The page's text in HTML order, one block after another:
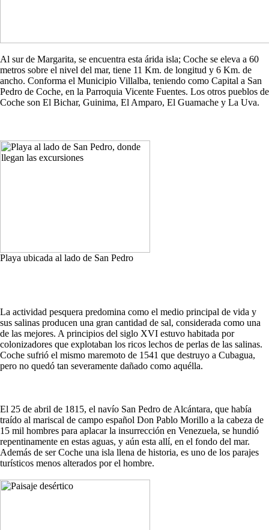
Al sur de Margarita, se encuentra esta árida isla; Coche se eleva a 60
metros sobre el nivel del mar, tiene 11 Km. de longitud y 6 Km. de
ancho. Conforma el Municipio Villalba, teniendo como Capital a San
Pedro de Coche, en la Parroquia Vicente Fuentes. Los otros pueblos de
Coche son El Bichar, Guinima, El Amparo, El Guamache y La Uva.
Playa ubicada al lado de San Pedro
La actividad pesquera predomina como el medio principal de vida y
sus salinas producen una gran cantidad de sal, considerada como una
de las mejores. A principios del siglo XVI estuvo habitada por
colonizadores que explotaban los ricos lechos de perlas de las salinas.
Coche sufrió el mismo maremoto de 1541 que destruyo a Cubagua,
pero no quedó tan severamente dañado como aquélla.
El 25 de abril de 1815, el navío San Pedro de Alcántara, que había
traído al mariscal de campo español Don Pablo Morillo a la cabeza de
15 mil hombres para aplacar la insurrección en Venezuela, se hundió
repentinamente en estas aguas, y aún esta allí, en el fondo del mar.
Además de ser Coche una isla llena de historia, es uno de los parajes
turísticos menos alterados por el hombre.